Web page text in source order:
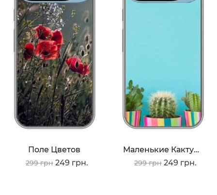
Поле Цветов
299 грн 249 грн.
Маленькие Кактусы
299 грн 249 грн.